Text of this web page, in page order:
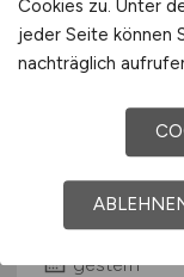
Gemeinde
gestern
Cookies zu. Unter
jeder Seite können
nachträglich